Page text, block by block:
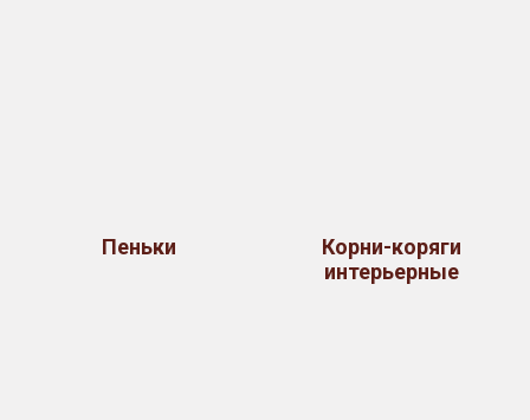
Пеньки
Корни-коряги
интерьерные